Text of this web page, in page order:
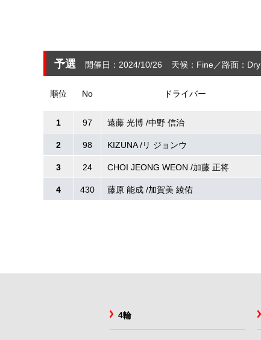
予選 開催日：2024/10/26 天候：Fine 路面：Dry
順位 No ドライバー
1 97 遠藤 光博 /中野 信治
2 98 KIZUNA /リ ジョンウ
3 24 CHOI JEONG WEON /加藤 正将
4 430 藤原 能成 /加賀美 綾佑
4輪